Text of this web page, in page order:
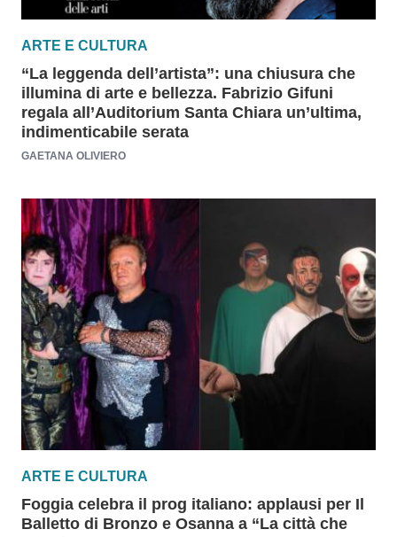
ARTE E CULTURA
“La leggenda dell’artista”: una chiusura che
illumina di arte e bellezza. Fabrizio Gifuni
regala all’Auditorium Santa Chiara un’ultima,
indimenticabile serata
GAETANA OLIVIERO
ARTE E CULTURA
Foggia celebra il prog italiano: applausi per Il
Balletto di Bronzo e Osanna a “La città che